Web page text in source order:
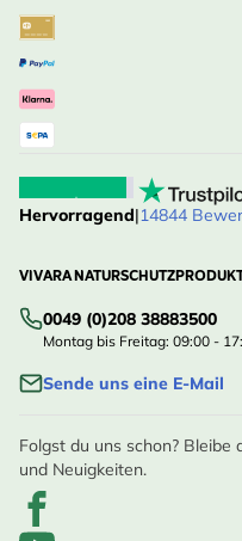
Hervorragend|14844
VIVARA
0049 (0)208 38883500
Montag bis Freitag: 09:00 -
Sende uns eine E-Mail
Folgst du uns schon?
und Neuigkeiten.